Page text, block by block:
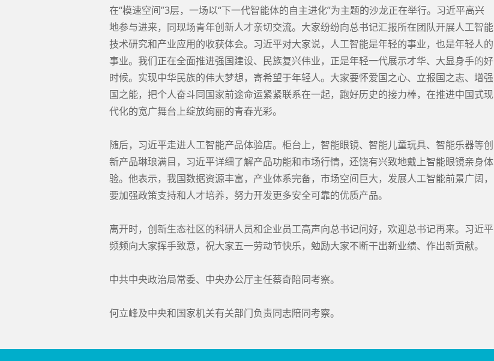
在“模速空间”3层，一场以“下一代智能体的自主进化”为主题的沙龙正在举行。习近平高兴
地参与进来，同现场青年创新人才亲切交流。大家纷纷向总书记汇报所在团队开展人工智能
技术研究和产业应用的收获体会。习近平对大家说，人工智能是年轻的事业，也是年轻人的
事业。我们正在全面推进强国建设、民族复兴伟业，正是年轻一代展示才华、大显身手的好
时候。实现中华民族的伟大梦想，寄希望于年轻人。大家要怀爱国之心、立报国之志、增强
国之能，把个人奋斗同国家前途命运紧紧联系在一起，跑好历史的接力棒，在推进中国式现
代化的宽广舞台上绽放绚丽的青春光彩。
随后，习近平走进人工智能产品体验店。柜台上，智能眼镜、智能儿童玩具、智能乐器等创
新产品琳琅满目，习近平详细了解产品功能和市场行情，还饶有兴致地戴上智能眼镜亲身体
验。他表示，我国数据资源丰富，产业体系完备，市场空间巨大，发展人工智能前景广阔，
要加强政策支持和人才培养，努力开发更多安全可靠的优质产品。
离开时，创新生态社区的科研人员和企业员工高声向总书记问好，欢迎总书记再来。习近平
频频向大家挥手致意，祝大家五一劳动节快乐，勉励大家不断干出新业绩、作出新贡献。
中共中央政治局常委、中央办公厅主任蔡奇陪同考察。
何立峰及中央和国家机关有关部门负责同志陪同考察。